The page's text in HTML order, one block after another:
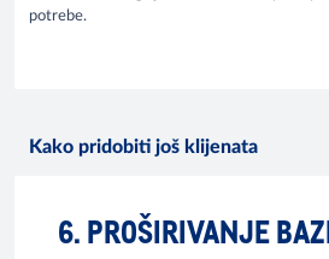
potrebe.
Kako pridobiti još klijenata
6. PROŠIRIVANJE